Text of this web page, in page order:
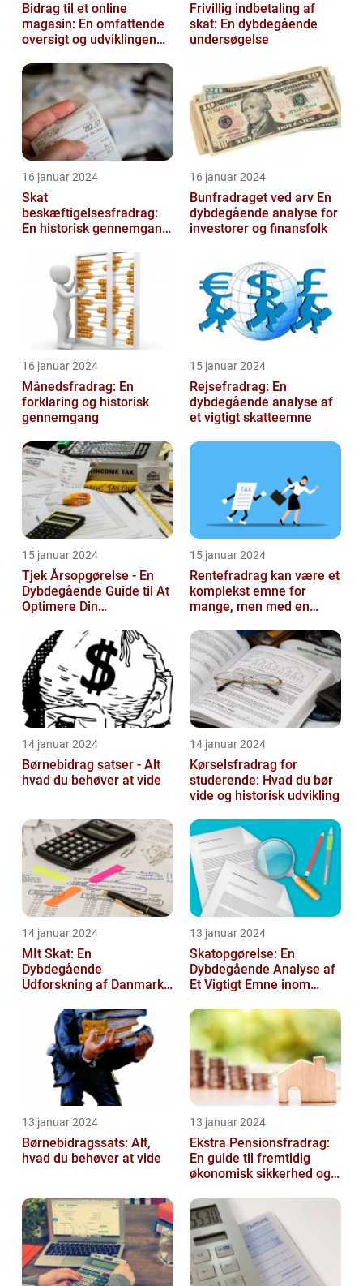
Bidrag til et online
magasin: En omfattende
oversigt og udviklingen
Frivillig indbetaling af
skat: En dybdegående
undersøgelse
16 januar 2024
Skat
beskæftigelsesfradrag:
En historisk gennemgang
skattefritagelsesprogram
for inves...
16 januar 2024
Bunfradraget ved arv En
dybdegående analyse for
investorer og finansfolk
16 januar 2024
Månedsfradrag: En
forklaring og historisk
gennemgang
15 januar 2024
Rejsefradrag: En
dybdegående analyse af
et vigtigt skatteemne
15 januar 2024
Tjek Årsopgørelse - En
Dybdegående Guide til At
Optimere Din
15 januar 2024
Rentefradrag kan være et
komplekst emne for
mange, men med en
kan man nemt og ...
14 januar 2024
Børnebidrag satser - Alt
hvad du behøver at vide
14 januar 2024
Kørselsfradrag for
studerende: Hvad du bør
vide og historisk udvikling
14 januar 2024
MIt Skat: En
Dybdegående
Udforskning af Danmarks
13 januar 2024
Skatopgørelse: En
Dybdegående Analyse af
Et Vigtigt Emne inom
13 januar 2024
Børnebidragssats: Alt,
hvad du behøver at vide
13 januar 2024
Ekstra Pensionsfradrag:
En guide til fremtidig
økonomisk sikkerhed og